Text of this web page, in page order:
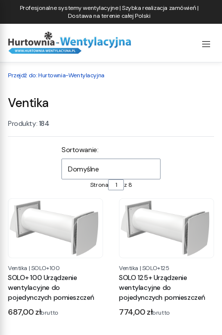
Profesjonalne systemy wentylacyjne | Szybka realizacja zamówień |
Dostawa na terenie całej Polski
Przejdź do:Hurtownia-Wentylacyjna
Ventika
Produkty: 184
Lista produktów
Sortowanie:
Domyślne
Strona z 8
Ventika |SOLO+100
SOLO+ 100 Urządzenie
wentylacyjne do
pojedynczych pomieszczeń
Cena
687,00 złbrutto
Ventika |SOLO+125
SOLO 125+ Urządzenie
wentylacyjne do
pojedynczych pomieszczeń
Cena
774,00 złbrutto